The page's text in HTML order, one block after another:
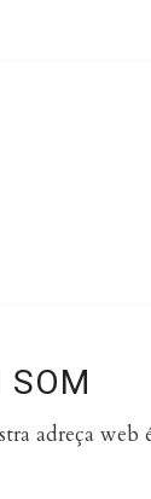
SOM
adreça web